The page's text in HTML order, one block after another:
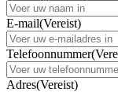
E-mail(Vereist)
Telefoonnummer
Adres(Vereist)